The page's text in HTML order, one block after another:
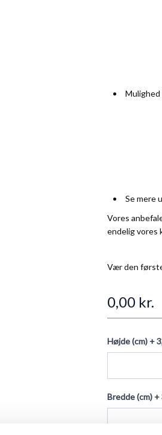
Se mere
Vores
endelig vores
Vær den
0,00 kr.
Højde (cm) +
Bredde (cm) +